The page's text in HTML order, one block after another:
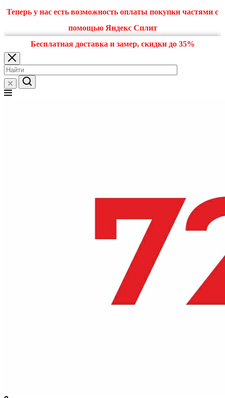
Теперь у нас есть возможность оплаты покупки частями с
помощью Яндекс Сплит
Бесплатная доставка и замер, скидки до 35%